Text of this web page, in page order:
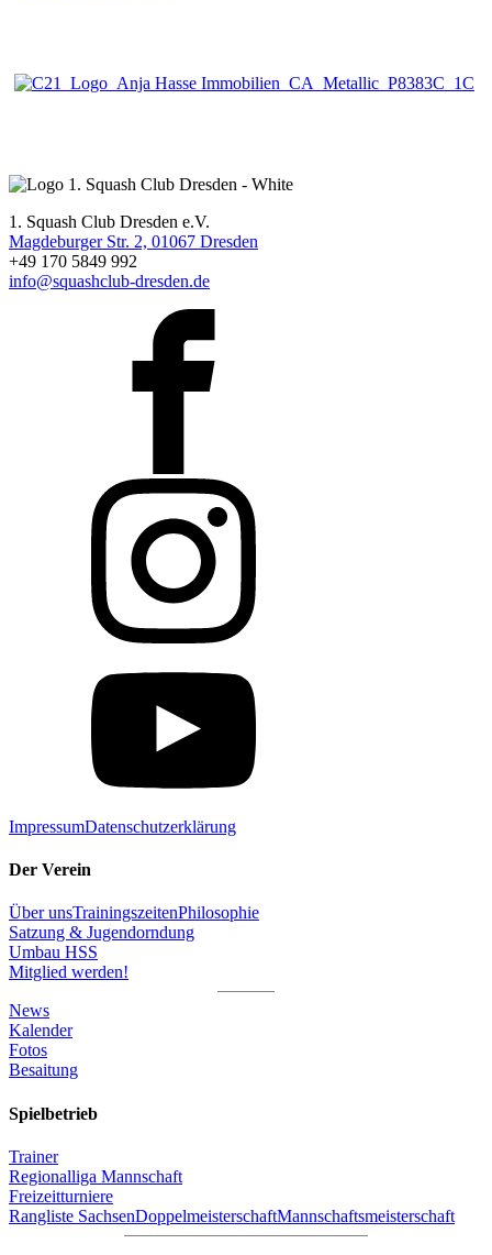
1. Squash Club Dresden e.V.
Magdeburger Str. 2, 01067 Dresden
+49 170 5849 992
info@squashclub-dresden.de
ImpressumDatenschutzerklärung
Der Verein
Über unsTrainingszeitenPhilosophie
Satzung & Jugendorndung
Umbau HSS
Mitglied werden!
News
Kalender
Fotos
Besaitung
Spielbetrieb
Trainer
Regionalliga Mannschaft
Freizeitturniere
Rangliste SachsenDoppelmeisterschaftMannschaftsmeisterschaft